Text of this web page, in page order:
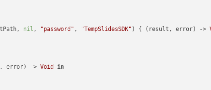
nil , "password" , "TempSlidesSDK" ) { (result, error) ->
error) -> Void
in